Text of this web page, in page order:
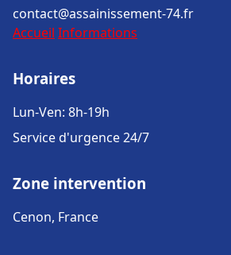
contact@assainissement-74.fr
Accueil Informations
Horaires
Lun-Ven: 8h-19h
Service d'urgence 24/7
Zone intervention
Cenon, France